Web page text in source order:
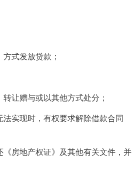
式发放贷款；
让赠与或以其他方式处分；
实现时，有权要求解除借款合同
房地产权证》及其他有关文件，并